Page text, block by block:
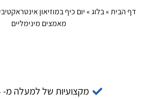
דף הבית»בלוג»יום כיף במוזיאון
מאמצים מינימליים
מקצועיות של למעלה מ- 14 שנה